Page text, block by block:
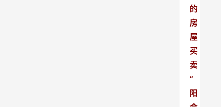
的
房
屋
买
卖
“
阳